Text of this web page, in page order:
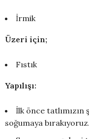
İrmik
Üzeri için;
Fıstık
Yapılışı:
İlk önce tatlımızın
soğumaya bırakıyoruz.